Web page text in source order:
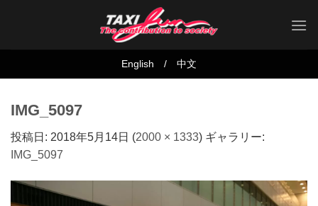
English / 中文
IMG_5097
投稿日: 2018年5月14日 (2000 × 1333) ギャラリー:
IMG_5097